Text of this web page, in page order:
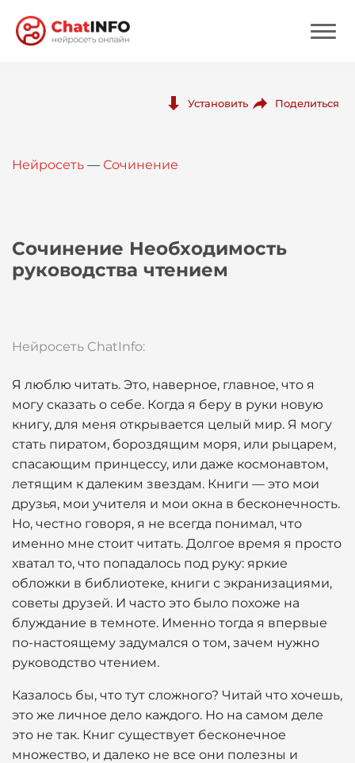
Вход
Установить Поделиться
Нейросеть — Сочинение
Сочинение Необходимость
руководства чтением
Нейросеть ChatInfo:
Я люблю читать. Это, наверное, главное, что я
могу сказать о себе. Когда я беру в руки новую
книгу, для меня открывается целый мир. Я могу
стать пиратом, бороздящим моря, или рыцарем,
спасающим принцессу, или даже космонавтом,
летящим к далеким звездам. Книги — это мои
друзья, мои учителя и мои окна в бесконечность.
Но, честно говоря, я не всегда понимал, что
именно мне стоит читать. Долгое время я просто
хватал то, что попадалось под руку: яркие
обложки в библиотеке, книги с экранизациями,
советы друзей. И часто это было похоже на
блуждание в темноте. Именно тогда я впервые
по-настоящему задумался о том, зачем нужно
руководство чтением.
Казалось бы, что тут сложного? Читай что хочешь,
это же личное дело каждого. Но на самом деле
это не так. Книг существует бесконечное
множество, и далеко не все они полезны и